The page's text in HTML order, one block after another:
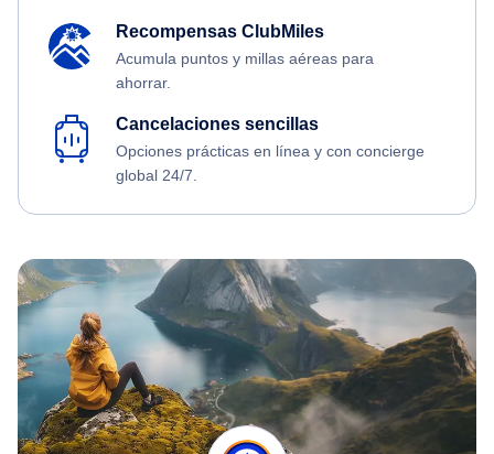
Recompensas ClubMiles
Acumula puntos y millas aéreas para
ahorrar.
Cancelaciones sencillas
Opciones prácticas en línea y con concierge
global 24/7.